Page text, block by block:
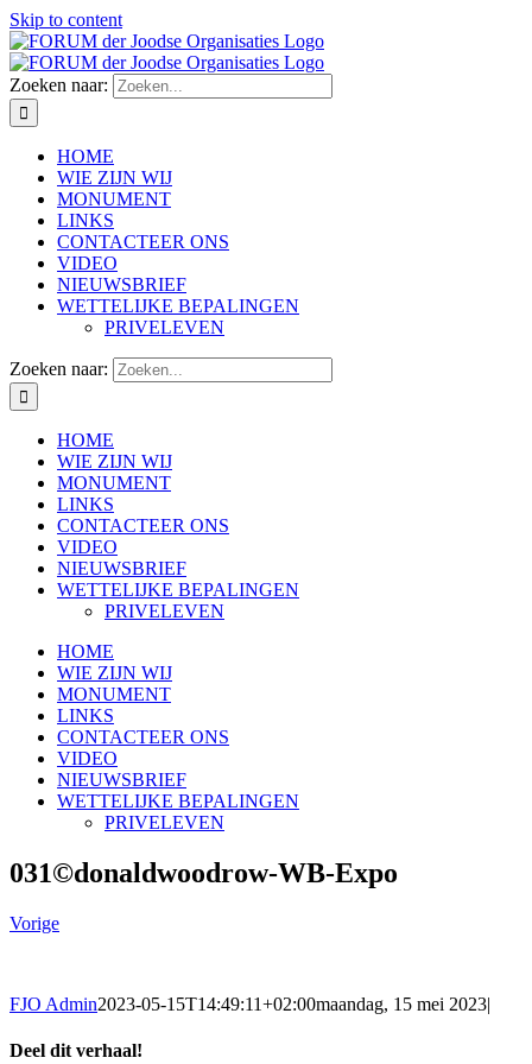
Skip to content
Zoeken naar:
HOME
WIE ZIJN WIJ
MONUMENT
LINKS
CONTACTEER ONS
VIDEO
NIEUWSBRIEF
WETTELIJKE BEPALINGEN
PRIVELEVEN
Zoeken naar:
HOME
WIE ZIJN WIJ
MONUMENT
LINKS
CONTACTEER ONS
VIDEO
NIEUWSBRIEF
WETTELIJKE BEPALINGEN
PRIVELEVEN
HOME
WIE ZIJN WIJ
MONUMENT
LINKS
CONTACTEER ONS
VIDEO
NIEUWSBRIEF
WETTELIJKE BEPALINGEN
PRIVELEVEN
031©donaldwoodrow-WB-Expo
Vorige
FJO Admin2023-05-15T14:49:11+02:00maandag, 15 mei 2023|
Deel dit verhaal!